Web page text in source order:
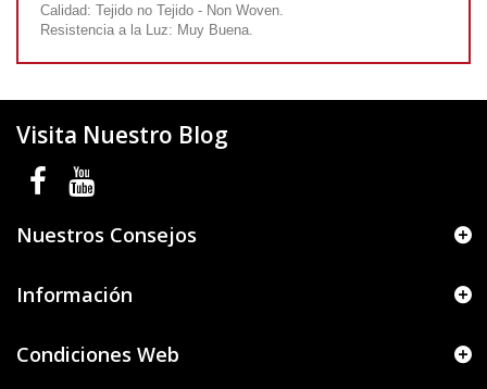
Calidad: Tejido no Tejido - Non Woven.
Resistencia a la Luz: Muy Buena.
Visita Nuestro Blog
Nuestros Consejos
Información
Condiciones Web